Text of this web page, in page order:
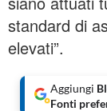
standard di
elevati”.
Aggiungi
Fonti